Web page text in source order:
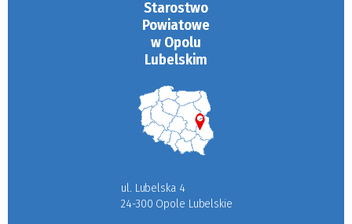
Starostwo
Powiatowe
w Opolu
Lubelskim
ul. Lubelska 4
24-300 Opole Lubelskie